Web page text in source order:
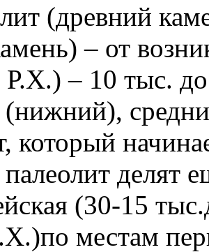
(древний
– от
Р.Х.) – 10 тыс.
(нижний),
который
делят
(30-15
местам